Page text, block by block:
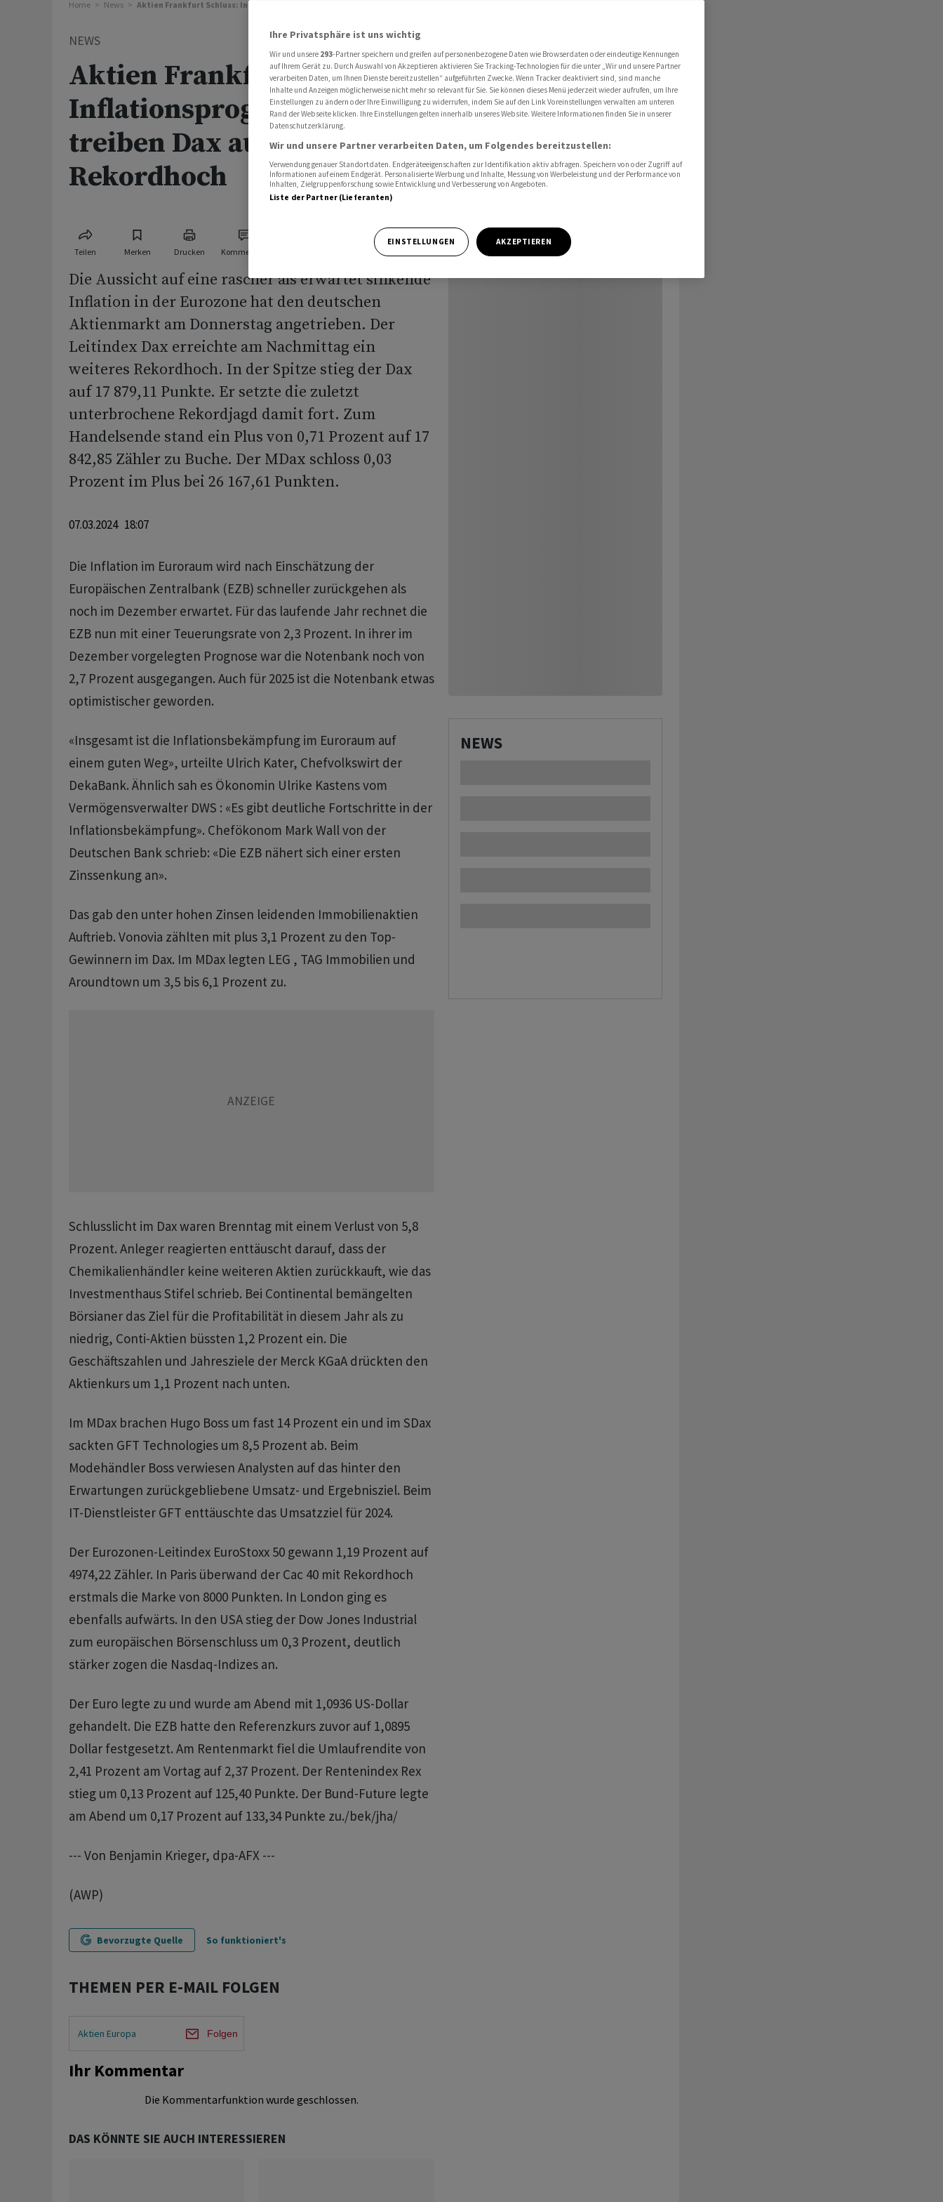
Home News Aktien Frankfurt Schluss: Inflationsprognosen treiben Dax auf Rekordhoch
NEWS
Aktien Frankfurt Schluss:
Inflationsprognosen
treiben Dax auf
Rekordhoch
Teilen Merken Drucken Kommentare
Die Aussicht auf eine rascher als erwartet sinkende
Inflation in der Eurozone hat den deutschen
Aktienmarkt am Donnerstag angetrieben. Der
Leitindex Dax erreichte am Nachmittag ein
weiteres Rekordhoch. In der Spitze stieg der Dax
auf 17 879,11 Punkte. Er setzte die zuletzt
unterbrochene Rekordjagd damit fort. Zum
Handelsende stand ein Plus von 0,71 Prozent auf 17
842,85 Zähler zu Buche. Der MDax schloss 0,03
Prozent im Plus bei 26 167,61 Punkten.
07.03.2024 18:07
Die Inflation im Euroraum wird nach Einschätzung der
Europäischen Zentralbank (EZB) schneller zurückgehen als
noch im Dezember erwartet. Für das laufende Jahr rechnet die
EZB nun mit einer Teuerungsrate von 2,3 Prozent. In ihrer im
Dezember vorgelegten Prognose war die Notenbank noch von
2,7 Prozent ausgegangen. Auch für 2025 ist die Notenbank etwas
optimistischer geworden.
«Insgesamt ist die Inflationsbekämpfung im Euroraum auf
einem guten Weg», urteilte Ulrich Kater, Chefvolkswirt der
DekaBank. Ähnlich sah es Ökonomin Ulrike Kastens vom
Vermögensverwalter DWS : «Es gibt deutliche Fortschritte in der
Inflationsbekämpfung». Chefökonom Mark Wall von der
Deutschen Bank schrieb: «Die EZB nähert sich einer ersten
Zinssenkung an».
Das gab den unter hohen Zinsen leidenden Immobilienaktien
Auftrieb. Vonovia zählten mit plus 3,1 Prozent zu den Top-
Gewinnern im Dax. Im MDax legten LEG , TAG Immobilien und
Aroundtown um 3,5 bis 6,1 Prozent zu.
Schlusslicht im Dax waren Brenntag mit einem Verlust von 5,8
Prozent. Anleger reagierten enttäuscht darauf, dass der
Chemikalienhändler keine weiteren Aktien zurückkauft, wie das
Investmenthaus Stifel schrieb. Bei Continental bemängelten
Börsianer das Ziel für die Profitabilität in diesem Jahr als zu
niedrig, Conti-Aktien büssten 1,2 Prozent ein. Die
Geschäftszahlen und Jahresziele der Merck KGaA drückten den
Aktienkurs um 1,1 Prozent nach unten.
Im MDax brachen Hugo Boss um fast 14 Prozent ein und im SDax
sackten GFT Technologies um 8,5 Prozent ab. Beim
Modehändler Boss verwiesen Analysten auf das hinter den
Erwartungen zurückgebliebene Umsatz- und Ergebnisziel. Beim
IT-Dienstleister GFT enttäuschte das Umsatzziel für 2024.
Der Eurozonen-Leitindex EuroStoxx 50 gewann 1,19 Prozent auf
4974,22 Zähler. In Paris überwand der Cac 40 mit Rekordhoch
erstmals die Marke von 8000 Punkten. In London ging es
ebenfalls aufwärts. In den USA stieg der Dow Jones Industrial
zum europäischen Börsenschluss um 0,3 Prozent, deutlich
stärker zogen die Nasdaq-Indizes an.
Der Euro legte zu und wurde am Abend mit 1,0936 US-Dollar
gehandelt. Die EZB hatte den Referenzkurs zuvor auf 1,0895
Dollar festgesetzt. Am Rentenmarkt fiel die Umlaufrendite von
2,41 Prozent am Vortag auf 2,37 Prozent. Der Rentenindex Rex
stieg um 0,13 Prozent auf 125,40 Punkte. Der Bund-Future legte
am Abend um 0,17 Prozent auf 133,34 Punkte zu./bek/jha/
--- Von Benjamin Krieger, dpa-AFX ---
(AWP)
Bevorzugte Quelle So funktioniert's
THEMEN PER E-MAIL FOLGEN
Aktien Europa Folgen
Ihr Kommentar
Die Kommentarfunktion wurde geschlossen.
DAS KÖNNTE SIE AUCH INTERESSIEREN
NEWS
Ihre Privatsphäre ist uns wichtig
Wir und unsere 293-Partner speichern und greifen auf personenbezogene Daten wie Browserdaten oder eindeutige Kennungen
auf Ihrem Gerät zu. Durch Auswahl von Akzeptieren aktivieren Sie Tracking-Technologien für die unter „Wir und unsere Partner
verarbeiten Daten, um Ihnen Dienste bereitzustellen“ aufgeführten Zwecke. Wenn Tracker deaktiviert sind, sind manche
Inhalte und Anzeigen möglicherweise nicht mehr so relevant für Sie. Sie können dieses Menü jederzeit wieder aufrufen, um Ihre
Einstellungen zu ändern oder Ihre Einwilligung zu widerrufen, indem Sie auf den Link Voreinstellungen verwalten am unteren
Rand der Webseite klicken. Ihre Einstellungen gelten innerhalb unseres Website. Weitere Informationen finden Sie in unserer
Datenschutzerklärung.
Wir und unsere Partner verarbeiten Daten, um Folgendes bereitzustellen:
Verwendung genauer Standortdaten. Endgeräteeigenschaften zur Identifikation aktiv abfragen. Speichern von oder Zugriff auf
Informationen auf einem Endgerät. Personalisierte Werbung und Inhalte, Messung von Werbeleistung und der Performance von
Inhalten, Zielgruppenforschung sowie Entwicklung und Verbesserung von Angeboten.
Liste der Partner (Lieferanten)
EINSTELLUNGEN AKZEPTIEREN